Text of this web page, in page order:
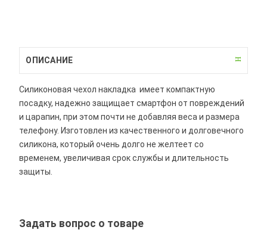
ОПИСАНИЕ
Силиконовая чехол накладка имеет компактную
посадку, надежно защищает смартфон от повреждений
и царапин, при этом почти не добавляя веса и размера
телефону. Изготовлен из качественного и долговечного
силикона, который очень долго не желтеет со
временем, увеличивая срок службы и длительность
защиты.
Задать вопрос о товаре